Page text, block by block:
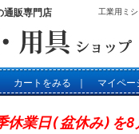
通販専門店 工業用ミ
カートをみる マイペー
休業日(盆休み)を